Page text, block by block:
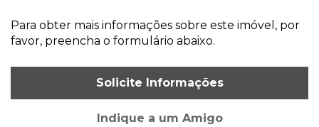
Para obter mais informações sobre este imóvel, por
favor, preencha o formulário abaixo.
Solicite Informações
Indique a um Amigo